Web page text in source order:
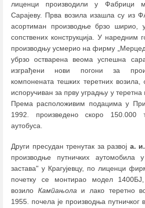
лиценци производили у Фабрици
Сарајеву. Прва возила изашла су из
асортиман производње брзо ширио,
сопствених конструкција. У наредним
производњу усмерио на фирму
убрзо остварена веома успешна
изграђени нови погони за
компонената тешких теретних возила,
испоручиван за прву уградњу у
Према расположивим подацима у
1992. произведено скоро 150.000
аутобуса.
Други пресудан тренутак за развој а. и.
производње путничких аутомобила
застава" у Крагујевцу, по лиценци
почетку се монтирао модел
возило Кампањолаи лако теретно
1955. почела је производња путничког